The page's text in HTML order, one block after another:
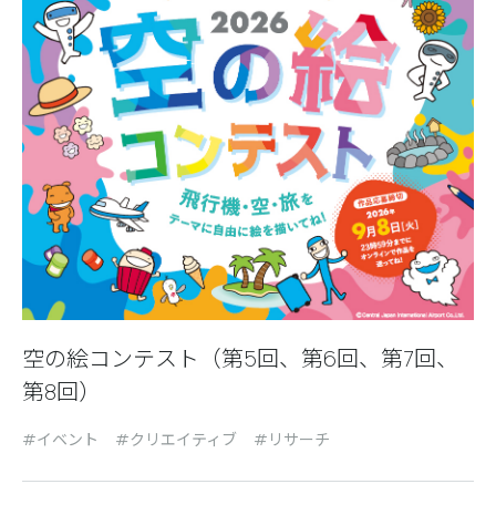
空の絵コンテスト（第5回、第6回、第7回、
第8回）
イベント クリエイティブ リサーチ